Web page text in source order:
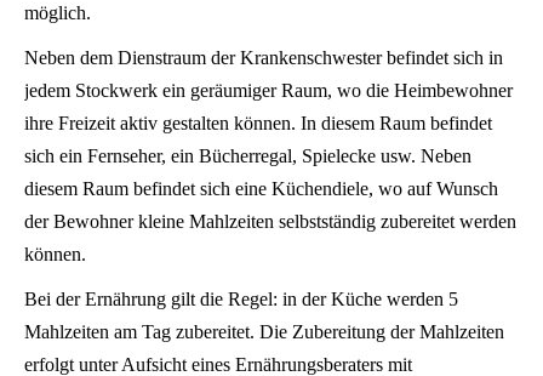
möglich.
Neben dem Dienstraum der Krankenschwester befindet sich in
jedem Stockwerk ein geräumiger Raum, wo die Heimbewohner
ihre Freizeit aktiv gestalten können. In diesem Raum befindet
sich ein Fernseher, ein Bücherregal, Spielecke usw. Neben
diesem Raum befindet sich eine Küchendiele, wo auf Wunsch
der Bewohner kleine Mahlzeiten selbstständig zubereitet werden
können.
Bei der Ernährung gilt die Regel: in der Küche werden 5
Mahlzeiten am Tag zubereitet. Die Zubereitung der Mahlzeiten
erfolgt unter Aufsicht eines Ernährungsberaters mit